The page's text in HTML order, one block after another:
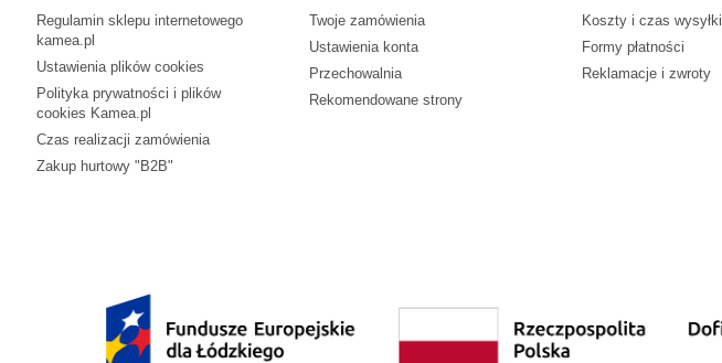
Regulamin sklepu internetowego
kamea.pl
Ustawienia plików cookies
Polityka prywatności i plików
cookies Kamea.pl
Czas realizacji zamówienia
Zakup hurtowy "B2B"
Twoje zamówienia
Ustawienia konta
Przechowalnia
Rekomendowane strony
Koszty i czas wysyłki
Formy płatności
Reklamacje i zwroty